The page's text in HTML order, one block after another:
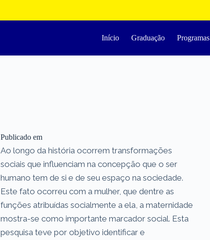
Início Graduação Programas
Publicado em
Ao longo da história ocorrem transformações
sociais que influenciam na concepção que o ser
humano tem de si e de seu espaço na sociedade.
Este fato ocorreu com a mulher, que dentre as
funções atribuídas socialmente a ela, a maternidade
mostra-se como importante marcador social. Esta
pesquisa teve por objetivo identificar e